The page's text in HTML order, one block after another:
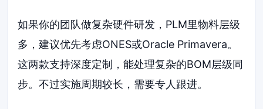
如果你的团队做复杂硬件研发，PLM里物料层级
多，建议优先考虑ONES或Oracle Primavera。
这两款支持深度定制，能处理复杂的BOM层级同
步。不过实施周期较长，需要专人跟进。